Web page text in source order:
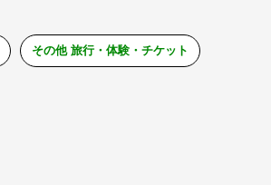
その他 旅行・体験・チケット